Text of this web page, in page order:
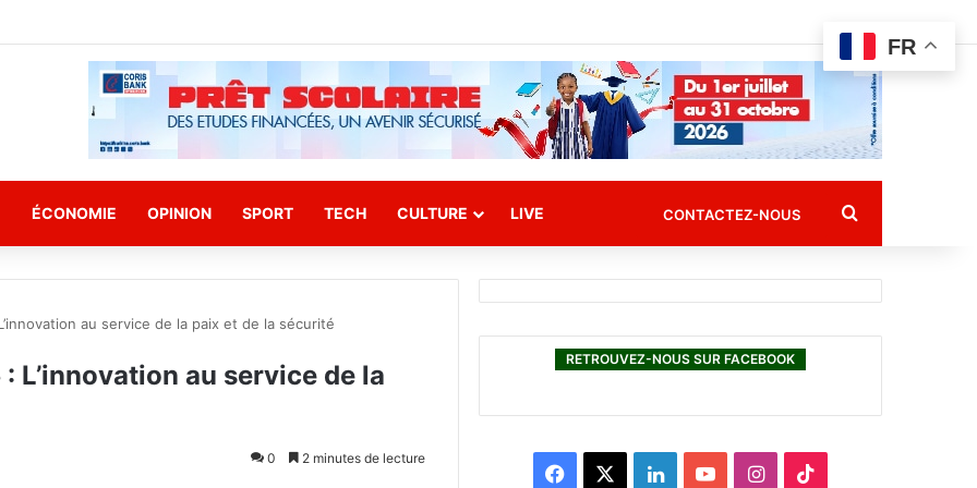
ÉCONOMIE OPINION SPORT TECH CULTURE LIVE CONTACTEZ-NOUS Rechercher
au service de la paix et de la sécurité
L’innovation au service de la
0 2 minutes de lecture
RETROUVEZ-NOUS SUR FACEBOOK
L
I
FR